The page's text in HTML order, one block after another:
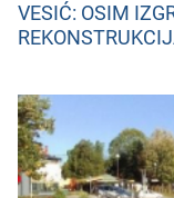
VESIĆ: OSIM